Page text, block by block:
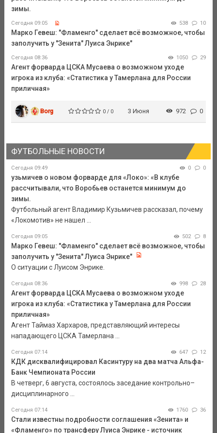
зимы.
Сегодня 09:05 538 10
Марко Гевеш: "Фламенго" сделает всё возможное, чтобы
заполучить у "Зенита" Луиса Энрике"
Сегодня 08:36 1050 29
Агент форварда ЦСКА Мусаева о возможном уходе
игрока из клуба: «Статистика у Тамерлана для России
приличная»
Borg 0 / 0 3 Июня 972 0
ФУТБОЛЬНЫЕ НОВОСТИ
Сегодня 09:49 0 0
узьмичев о новом форварде для «Локо»: «В клубе
рассчитывали, что Воробьев останется минимум до
зимы.
Футбольный агент Владимир Кузьмичев рассказал, почему
«Локомотив» не нашел ...
Сегодня 09:05 502 8
Марко Гевеш: "Фламенго" сделает всё возможное, чтобы
заполучить у "Зенита" Луиса Энрике"
О ситуации с Луисом Энрике.
Сегодня 08:36 998 28
Агент форварда ЦСКА Мусаева о возможном уходе
игрока из клуба: «Статистика у Тамерлана для России
приличная»
Агент Таймаз Хархаров, представляющий интересы
нападающего ЦСКА Тамерлана ...
Сегодня 07:14 647 12
КДК дисквалифицировал Касинтуру на два матча Альфа-
Банк Чемпионата России
В четверг, 6 августа, состоялось заседание контрольно–
дисциплинарного ...
Сегодня 07:14 1760 36
Стали известны подробности соглашения «Зенита» и
«Фламенго» по трансферу Луиса Энрике - источник